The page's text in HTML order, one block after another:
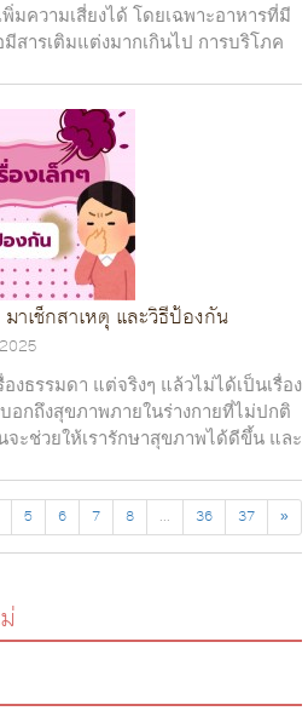
มความเสี่ยงได้ โดยเฉพาะอาหารที่มี
สารเติมแต่งมากเกินไป การบริโภค
าเช็กสาเหตุ และวิธีป้องกัน
งธรรมดา แต่จริงๆ แล้วไม่ได้เป็นเรื่อง
อกถึงสุขภาพภายในร่างกายที่ไม่ปกติ
จะช่วยให้เรารักษาสุขภาพได้ดีขึ้น และ
5 6 7 8 ... 36 37 »